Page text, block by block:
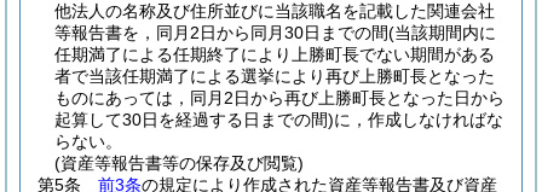
他法人の名称及び住所並びに当該職名を記載した関連会社
等報告書を，同月2日から同月30日までの間(当該期間内に
任期満了による任期終了により上勝町長でない期間がある
者で当該任期満了による選挙により再び上勝町長となった
ものにあっては，同月2日から再び上勝町長となった日から
起算して30日を経過する日までの間)に，作成しなければな
らない。
(資産等報告書等の保存及び閲覧)
第5条
前3条の規定により作成された資産等報告書及び資産